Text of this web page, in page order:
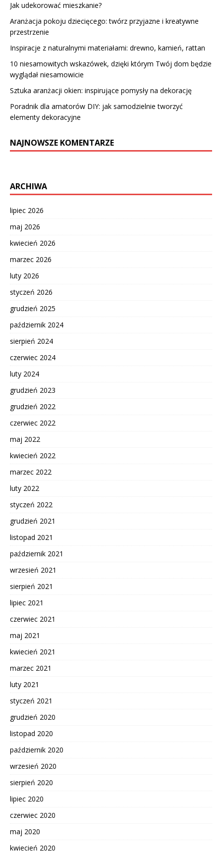
Jak udekorować mieszkanie?
Aranżacja pokoju dziecięcego: twórz przyjazne i kreatywne
przestrzenie
Inspiracje z naturalnymi materiałami: drewno, kamień, rattan
10 niesamowitych wskazówek, dzięki którym Twój dom będzie
wyglądał niesamowicie
Sztuka aranżacji okien: inspirujące pomysły na dekorację
Poradnik dla amatorów DIY: jak samodzielnie tworzyć
elementy dekoracyjne
NAJNOWSZE KOMENTARZE
ARCHIWA
lipiec 2026
maj 2026
kwiecień 2026
marzec 2026
luty 2026
styczeń 2026
grudzień 2025
październik 2024
sierpień 2024
czerwiec 2024
luty 2024
grudzień 2023
grudzień 2022
czerwiec 2022
maj 2022
kwiecień 2022
marzec 2022
luty 2022
styczeń 2022
grudzień 2021
listopad 2021
październik 2021
wrzesień 2021
sierpień 2021
lipiec 2021
czerwiec 2021
maj 2021
kwiecień 2021
marzec 2021
luty 2021
styczeń 2021
grudzień 2020
listopad 2020
październik 2020
wrzesień 2020
sierpień 2020
lipiec 2020
czerwiec 2020
maj 2020
kwiecień 2020